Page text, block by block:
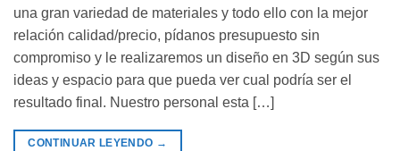
una gran variedad de materiales y todo ello con la mejor
relación calidad/precio, pídanos presupuesto sin
compromiso y le realizaremos un diseño en 3D según sus
ideas y espacio para que pueda ver cual podría ser el
resultado final. Nuestro personal esta […]
CONTINUAR LEYENDO →